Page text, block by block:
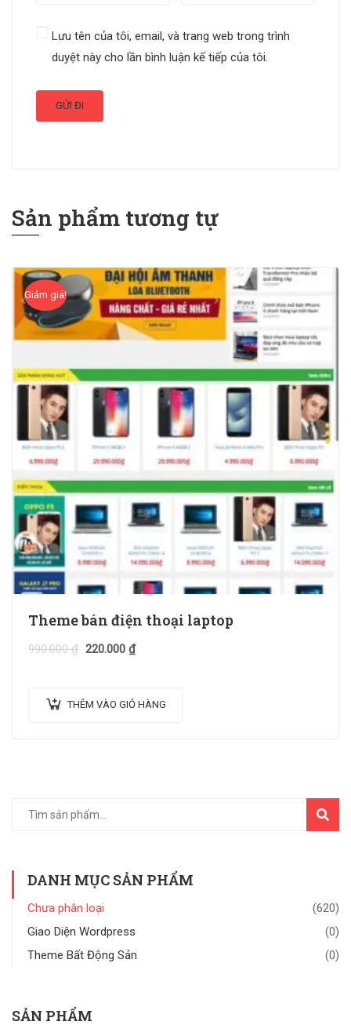
Lưu tên của tôi, email, và trang web trong trình
duyệt này cho lần bình luận kế tiếp của tôi.
Sản phẩm tương tự
Giảm giá!
Theme bán điện thoại laptop
990.000₫ 220.000 ₫
THÊM VÀO GIỎ HÀNG
TÌM
KIẾM
DANH MỤC SẢN PHẨM
Chưa phân loại
(620)
Giao Diện Wordpress
(0)
Theme Bất Động Sản
(0)
SẢN PHẨM